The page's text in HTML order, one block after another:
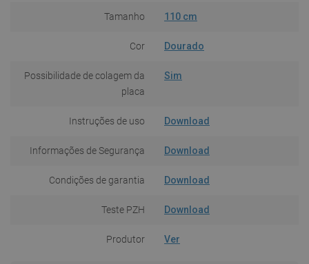
Tamanho 110 cm
Cor Dourado
Possibilidade de colagem da
placa
Sim
Instruções de uso Download
Informações de Segurança Download
Condições de garantia Download
Teste PZH Download
Produtor Ver